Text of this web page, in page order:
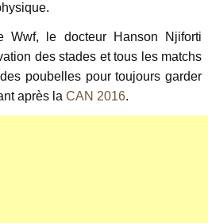
Wwf, le docteur Hanson Njiforti
des stades et tous les matchs
poubelles pour toujours garder
après la CAN 2016.